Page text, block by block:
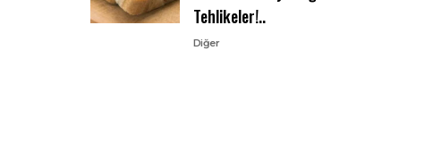
Tehlikeler!..
Diğer